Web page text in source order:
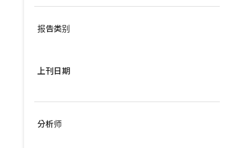
报告类别
亚洲供应链
宽频与无线
上刊日期
分析师